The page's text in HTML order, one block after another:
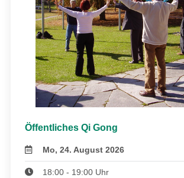
Öffentliches Qi Gong
Mo, 24. August 2026
18:00 - 19:00 Uhr